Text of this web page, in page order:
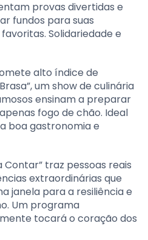
provas divertidas e
fundos para suas
Solidariedade e
alto índice de
um show de culinária
ensinam a preparar
fogo de chão. Ideal
boa gastronomia e
Contar” traz pessoas reais
extraordinárias que
janela para a resiliência e
Um programa
tocará o coração dos